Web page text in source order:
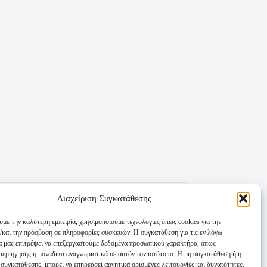
Διαχείριση Συγκατάθεσης
την καλύτερη εμπειρία, χρησιμοποιούμε τεχνολογίες όπως cookies για την
την πρόσβαση σε πληροφορίες συσκευών. Η συγκατάθεση για τις εν λόγω
μας επιτρέψει να επεξεργαστούμε δεδομένα προσωπικού χαρακτήρα, όπως
ή μοναδικά αναγνωριστικά σε αυτόν τον ιστότοπο. Η μη συγκατάθεση ή η
μπορεί να επηρεάσει αρνητικά ορισμένες λειτουργίες και δυνατότητες.